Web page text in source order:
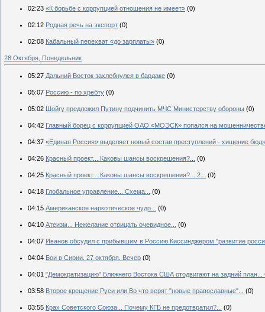
02:23 «К борьбе с коррупцией отношения не имеет» (0)
02:12 Родная речь на экспорт (0)
02:08 Кабальный перехват «до зарплаты» (0)
28 Октября, Понедельник
05:27 Дальний Восток захлебнулся в бардаке (0)
05:07 Россию - по хребту (0)
05:02 Шойгу предложил Путину подчинить МЧС Министерству обороны (0)
04:42 Главный борец с коррупцией ОАО «МОЭСК» попался на
04:37 «Единая Россия» выделяет новый состав преступлений - хищение
04:26 Красный проект... Каковы шансы воскрешения?... (0)
04:25 Красный проект... Каковы шансы воскрешения?... 2... (0)
04:18 Глобальное управление... Схема... (0)
04:15 Американское наркотическое чудо... (0)
04:10 Атеизм... Нежелание отрицать очевидное... (0)
04:07 Иванов обсудил с прибывшим в Россию Киссинджером "развитие
04:04 Бои в Сирии. 27 октября. Вечер (0)
04:01 "Демократизацию" Ближнего Востока США отодвигают на задний
03:58 Второе крещение Руси или Во что верят "новые православные"... (0)
03:55 Крах Советского Союза... Почему КГБ не предотвратил?... (0)